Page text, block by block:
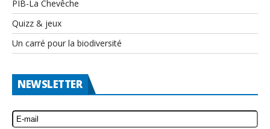
PIB-La Chevêche
Quizz & jeux
Un carré pour la biodiversité
NEWSLETTER